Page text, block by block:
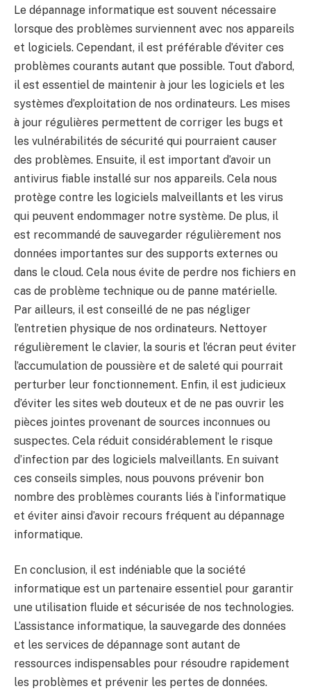
Le dépannage informatique est souvent nécessaire
lorsque des problèmes surviennent avec nos appareils
et logiciels. Cependant, il est préférable d’éviter ces
problèmes courants autant que possible. Tout d’abord,
il est essentiel de maintenir à jour les logiciels et les
systèmes d’exploitation de nos ordinateurs. Les mises
à jour régulières permettent de corriger les bugs et
les vulnérabilités de sécurité qui pourraient causer
des problèmes. Ensuite, il est important d’avoir un
antivirus fiable installé sur nos appareils. Cela nous
protège contre les logiciels malveillants et les virus
qui peuvent endommager notre système. De plus, il
est recommandé de sauvegarder régulièrement nos
données importantes sur des supports externes ou
dans le cloud. Cela nous évite de perdre nos fichiers en
cas de problème technique ou de panne matérielle.
Par ailleurs, il est conseillé de ne pas négliger
l’entretien physique de nos ordinateurs. Nettoyer
régulièrement le clavier, la souris et l’écran peut éviter
l’accumulation de poussière et de saleté qui pourrait
perturber leur fonctionnement. Enfin, il est judicieux
d’éviter les sites web douteux et de ne pas ouvrir les
pièces jointes provenant de sources inconnues ou
suspectes. Cela réduit considérablement le risque
d’infection par des logiciels malveillants. En suivant
ces conseils simples, nous pouvons prévenir bon
nombre des problèmes courants liés à l’informatique
et éviter ainsi d’avoir recours fréquent au dépannage
informatique.
En conclusion, il est indéniable que la société
informatique est un partenaire essentiel pour garantir
une utilisation fluide et sécurisée de nos technologies.
L’assistance informatique, la sauvegarde des données
et les services de dépannage sont autant de
ressources indispensables pour résoudre rapidement
les problèmes et prévenir les pertes de données.